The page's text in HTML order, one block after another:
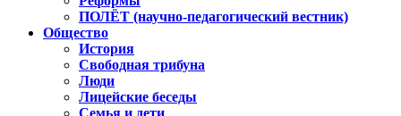
ПОЛЁТ (научно-педагогический вестник)
Общество
История
Свободная трибуна
Люди
Лицейские беседы